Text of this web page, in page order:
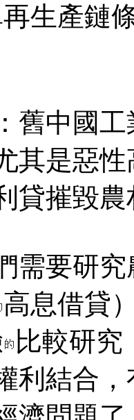
生產鏈
舊中國
其是惡
貸摧毀農
需要研
高息借貸
比較研
利結合